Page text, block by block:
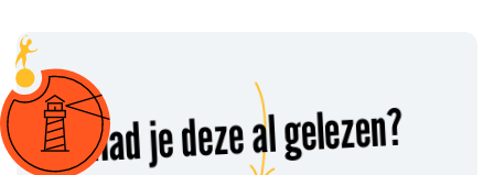
Had je deze al gelezen?